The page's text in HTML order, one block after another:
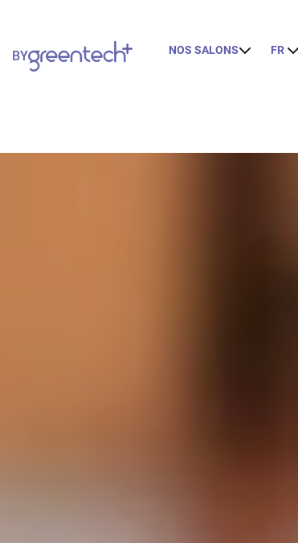
BY NOS SALONS FR